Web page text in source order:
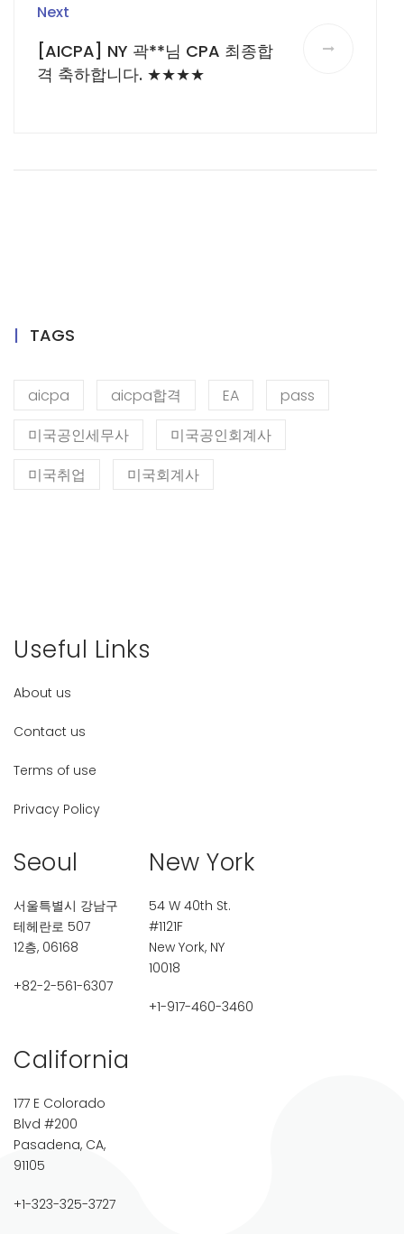
Next
[AICPA] NY 곽**님 CPA 최종합
격 축하합니다. ★★★★
TAGS
aicpa aicpa합격 EA
pass
미국공인세무사
미국공인회계사
미국취업
미국회계사
Useful Links
About us
Contact us
Terms of use
Privacy Policy
Seoul
서울특별시 강남구
테헤란로 507
12층, 06168
+82-2-561-6307
New York
54 W 40th St.
#1121F
New York, NY
10018
+1-917-460-3460
California
177 E Colorado
Blvd #200
Pasadena, CA,
91105
+1-323-325-3727